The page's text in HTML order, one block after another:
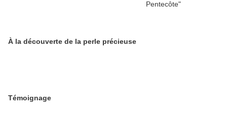
À la découverte de la perle précieuse
Témoignage